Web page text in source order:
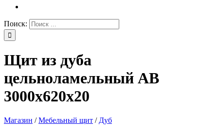
Поиск:
Щит из дуба
цельноламельный АВ
3000х620х20
Магазин /Мебельный щит / Дуб